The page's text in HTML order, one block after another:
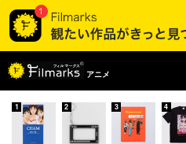
アニメ
1 2 3 4